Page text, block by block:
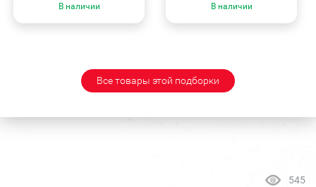
В наличии В наличии
Все товары этой подборки
545